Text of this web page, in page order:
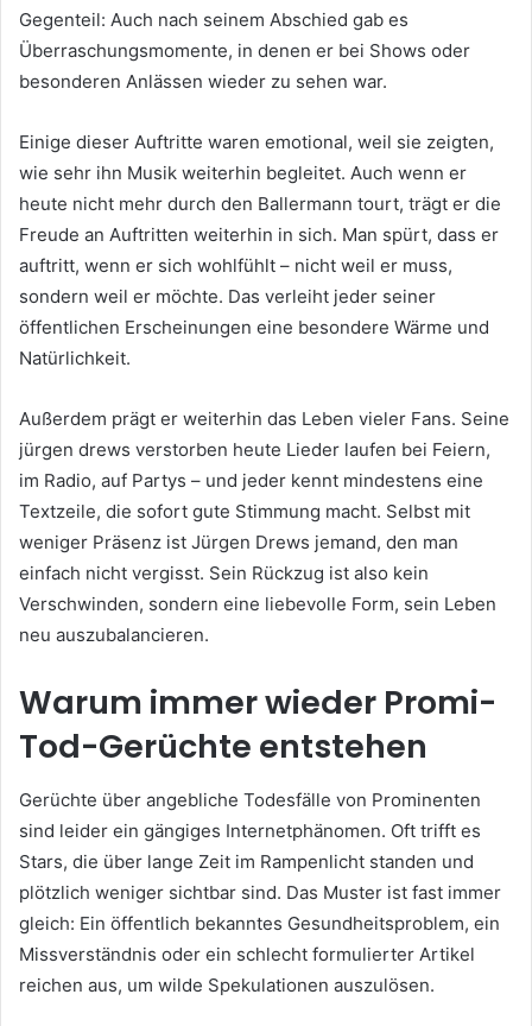
Gegenteil: Auch nach seinem Abschied gab es
Überraschungsmomente, in denen er bei Shows oder
besonderen Anlässen wieder zu sehen war.
Einige dieser Auftritte waren emotional, weil sie zeigten,
wie sehr ihn Musik weiterhin begleitet. Auch wenn er
heute nicht mehr durch den Ballermann tourt, trägt er die
Freude an Auftritten weiterhin in sich. Man spürt, dass er
auftritt, wenn er sich wohlfühlt – nicht weil er muss,
sondern weil er möchte. Das verleiht jeder seiner
öffentlichen Erscheinungen eine besondere Wärme und
Natürlichkeit.
Außerdem prägt er weiterhin das Leben vieler Fans. Seine
jürgen drews verstorben heute Lieder laufen bei Feiern,
im Radio, auf Partys – und jeder kennt mindestens eine
Textzeile, die sofort gute Stimmung macht. Selbst mit
weniger Präsenz ist Jürgen Drews jemand, den man
einfach nicht vergisst. Sein Rückzug ist also kein
Verschwinden, sondern eine liebevolle Form, sein Leben
neu auszubalancieren.
Warum immer wieder Promi-
Tod-Gerüchte entstehen
Gerüchte über angebliche Todesfälle von Prominenten
sind leider ein gängiges Internetphänomen. Oft trifft es
Stars, die über lange Zeit im Rampenlicht standen und
plötzlich weniger sichtbar sind. Das Muster ist fast immer
gleich: Ein öffentlich bekanntes Gesundheitsproblem, ein
Missverständnis oder ein schlecht formulierter Artikel
reichen aus, um wilde Spekulationen auszulösen.